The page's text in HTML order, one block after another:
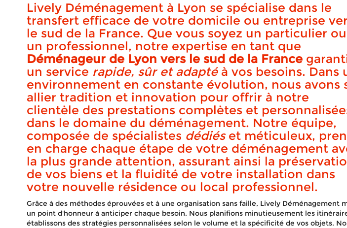
Déménageur
sud de la
APPELEZ-NOUS !
Lively Déménagement à Lyon se spécialise dans le
transfert efficace de votre domicile ou entreprise
le sud de la France. Que vous soyez un particulier ou
un professionnel, notre expertise en tant que
Déménageur de Lyon vers le sud de la France
un service rapide, sûr et adaptéà vos besoins. Dans
environnement en constante évolution, nous avons
allier tradition et innovation pour offrir à notre
clientèle des prestations complètes et
dans le domaine du déménagement. Notre équipe,
composée de spécialistes dédiéset méticuleux,
en charge chaque étape de votre déménagement
la plus grande attention, assurant ainsi la
de vos biens et la fluidité de votre installation dans
votre nouvelle résidence ou local professionnel.
Grâce à des méthodes éprouvées et à une organisation sans faille, Lively Déménagement
un point d'honneur à anticiper chaque besoin. Nous planifions minutieusement les
établissons des stratégies personnalisées selon le volume et la spécificité de vos objets.